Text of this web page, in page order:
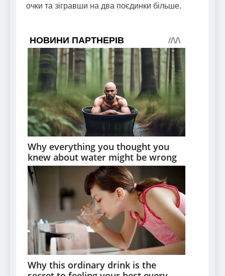
очки та зігравши на два поєдинки більше.